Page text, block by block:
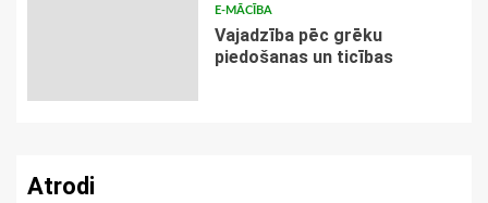
E-MĀCĪBA
Vajadzība pēc grēku
piedošanas un ticības
Atrodi